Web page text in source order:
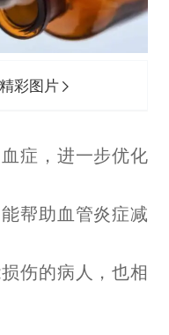
彩图片
症，进一步优化
帮助血管炎症减
伤的病人，也相